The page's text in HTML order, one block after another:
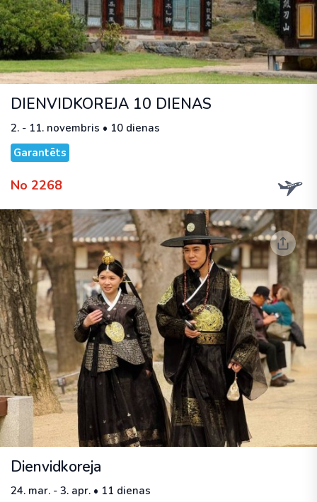
DIENVIDKOREJA 10 DIENAS
2. - 11. novembris • 10 dienas
Garantēts
No 2268
Dienvidkoreja
24. mar. - 3. apr. • 11 dienas